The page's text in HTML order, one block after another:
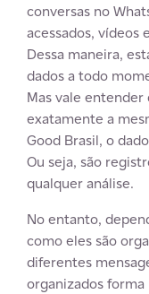
conversas no
acessados, vídeos
Dessa maneira,
dados a todo
Mas vale entender
exatamente a
Good Brasil, o
Ou seja, são
qualquer análise.
No entanto,
como eles são
diferentes
organizados